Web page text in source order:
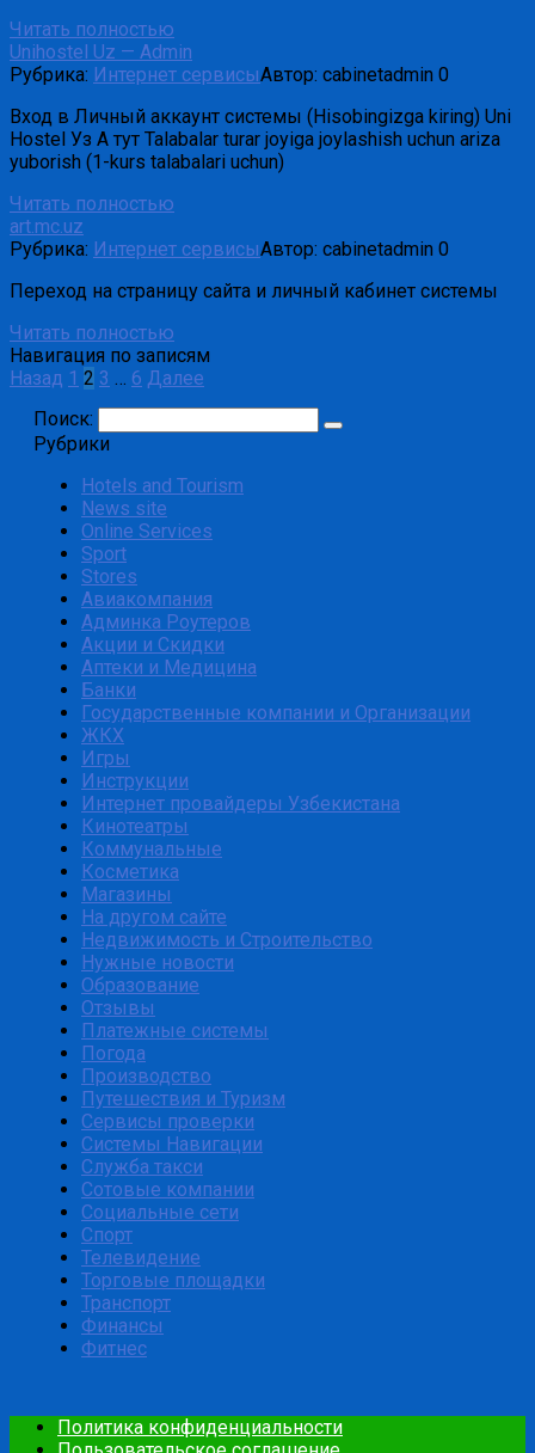
Читать полностью
Unihostel Uz — Admin
Рубрика: Интернет сервисыАвтор: cabinetadmin 0
Вход в Личный аккаунт системы (Hisobingizga kiring) Uni
Hostel Уз А тут Talabalar turar joyiga joylashish uchun ariza
yuborish (1-kurs talabalari uchun)
Читать полностью
art.mc.uz
Рубрика: Интернет сервисыАвтор: cabinetadmin 0
Переход на страницу сайта и личный кабинет системы
Читать полностью
Навигация по записям
Назад 1 2 3 … 6 Далее
Поиск:
Рубрики
Hotels and Tourism
News site
Online Services
Sport
Stores
Авиакомпания
Админка Роутеров
Акции и Скидки
Аптеки и Медицина
Банки
Государственные компании и Организации
ЖКХ
Игры
Инструкции
Интернет провайдеры Узбекистана
Кинотеатры
Коммунальные
Косметика
Магазины
На другом сайте
Недвижимость и Строительство
Нужные новости
Образование
Отзывы
Платежные системы
Погода
Производство
Путешествия и Туризм
Сервисы проверки
Системы Навигации
Служба такси
Сотовые компании
Социальные сети
Спорт
Телевидение
Торговые площадки
Транспорт
Финансы
Фитнес
Политика конфиденциальности